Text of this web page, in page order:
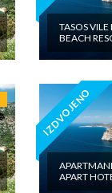
TASOS
BEACH
IZDVOJENO
APART